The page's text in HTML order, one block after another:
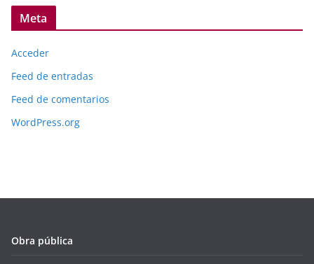
Meta
Acceder
Feed de entradas
Feed de comentarios
WordPress.org
Obra pública